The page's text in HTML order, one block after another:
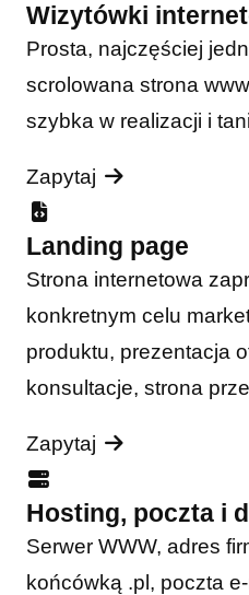
Wizytówki
Prosta, najczęściej
scrolowana strona
szybka w realizacji i
Zapytaj
Landing page
Strona internetowa
konkretnym celu
produktu, prezentacja
konsultacje, strona
Zapytaj
Hosting, poczta i
Serwer WWW, adres
końcówką .pl, poczta